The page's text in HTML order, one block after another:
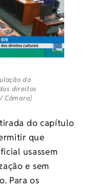
da
direitos
Câmara)
do capítulo
que
usassem
e sem
Para os